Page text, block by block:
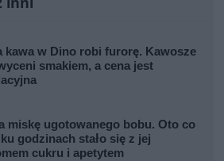
kawa w Dino robi furorę. Kawosze
smakiem, a cena jest
miskę ugotowanego bobu. Oto co
godzinach stało się z jej
cukru i apetytem